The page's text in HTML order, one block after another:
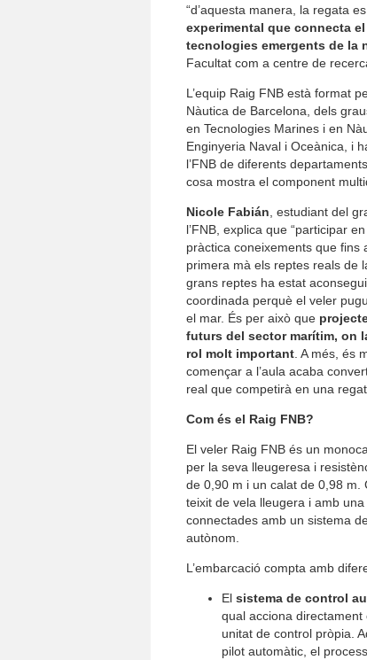
“d’aquesta manera, la regata
experimental que connecta
tecnologies emergents de la
Facultat com a centre de
L’equip Raig FNB està format
Nàutica de Barcelona, dels
en Tecnologies Marines i en
Enginyeria Naval i Oceànica, i
l’FNB de diferents
cosa mostra el component
Nicole Fabián , estudiant del
l’FNB, explica que “participar
pràctica coneixements que fins
primera mà els reptes reals de
grans reptes ha estat
coordinada perquè el veler
el mar. És per això que
futurs del sector marítim, on
rol molt important . A més, és
començar a l’aula acaba
real que competirà en una
Com és el Raig FNB?
El veler Raig FNB és un
per la seva lleugeresa i
de 0,90 m i un calat de 0,98 m.
teixit de vela lleugera i amb
connectades amb un sistema
autònom.
L’embarcació compta amb
El sistema de control
qual acciona
unitat de control pròpia.
pilot automàtic, el